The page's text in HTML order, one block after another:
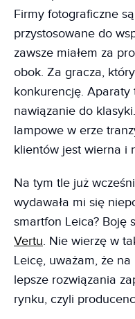
Firmy fotograficzne
przystosowane do
zawsze miałem za
obok. Za gracza,
konkurencję. Aparaty
nawiązanie do
lampowe w erze
klientów jest wierna i
Na tym tle już
wydawała mi się
smartfon Leica? Boję
Vertu. Nie wierzę w
Leicę, uważam, że
lepsze rozwiązania
rynku, czyli